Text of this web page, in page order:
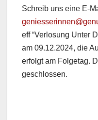
Schreib uns eine
e­ff “Ver­losung Unter
am 09.12.2024, die
erfol­gt am Fol­ge­tag.
geschlossen.